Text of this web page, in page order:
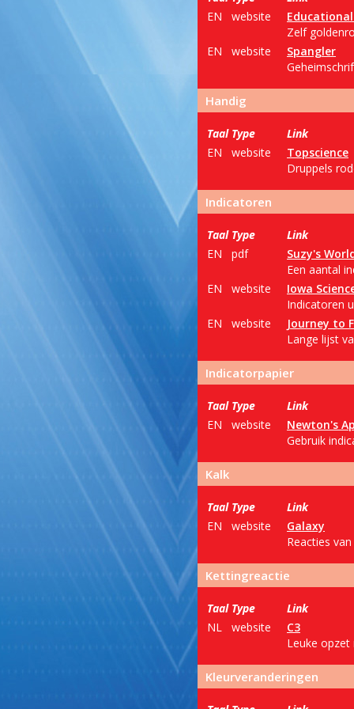
EN
website
Zelf
EN
website
Spangler
Handig
Taal Type
Link
EN
website
Topscience
Druppels
Indicatoren
Taal Type
Link
EN
pdf
Suzy's
Een aantal
EN
website
Iowa
Indicatoren
EN
website
Journey to
Lange lijst
Indicatorpapier
Taal Type
Link
EN
website
Newton's
Gebruik
Kalk
Taal Type
Link
EN
website
Galaxy
Reacties
Kettingreactie
Taal Type
Link
NL
website
C3
Leuke opzet
Kleurveranderingen